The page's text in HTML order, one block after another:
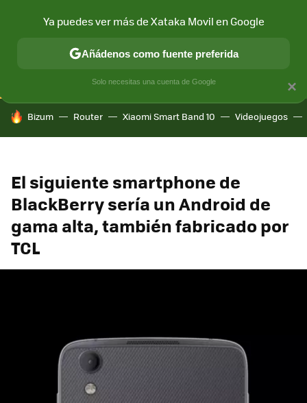
CONECTIVIDAD MÓVIL Y SOCIEDAD APLICACIONES
HOY SE HABLA DE
Bizum Router Xiaomi Smart Band 10 Videojuegos
El siguiente smartphone de
BlackBerry sería un Android de
gama alta, también fabricado por
TCL
×
Ya puedes ver más de Xataka Movil en Google
Añádenos como fuente preferida
Solo necesitas una cuenta de Google